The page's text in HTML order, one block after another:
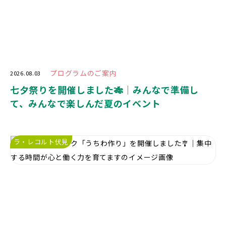
2026.08.03 プログラムのご案内
七夕祭りを開催しました🎋｜みんなで準備し
て、みんなで楽しんだ夏のイベント
ラ・レコルト伏見